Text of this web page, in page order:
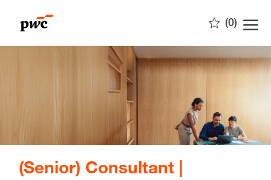
(0)
(Senior) Consultant |